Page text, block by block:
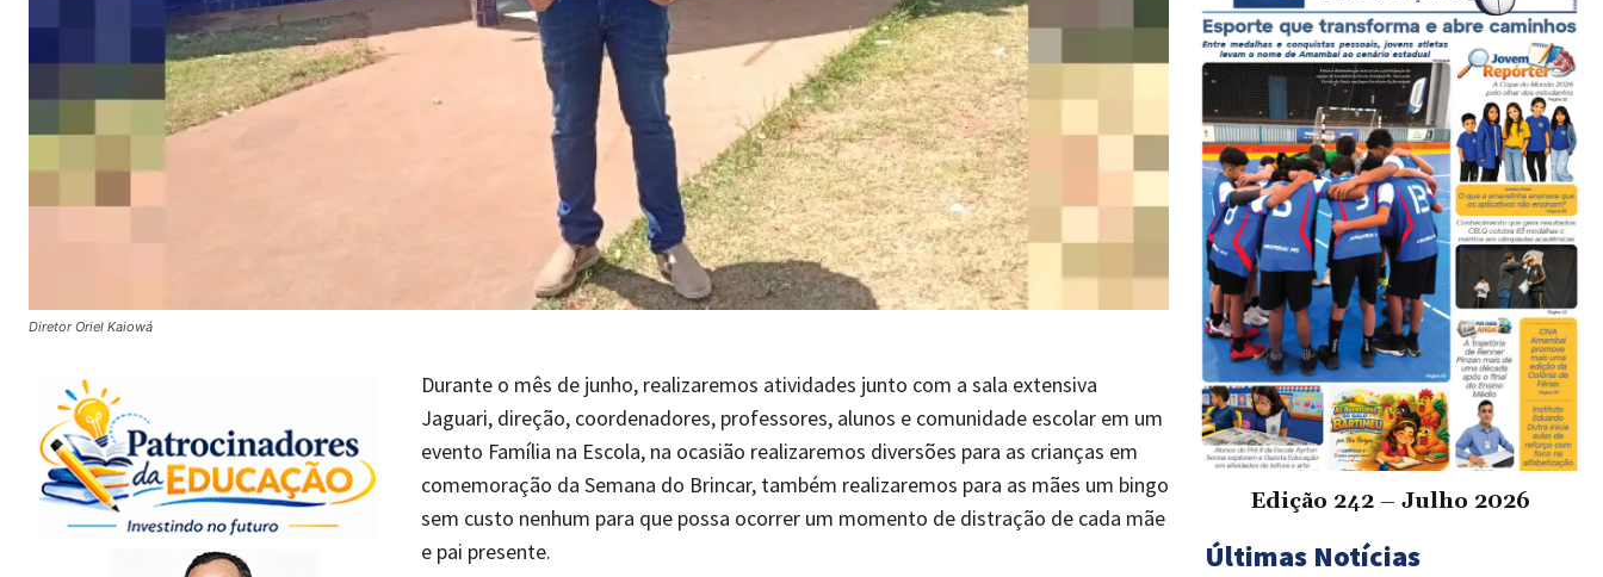
Diretor Oriel Kaiowá
Durante o mês de junho, realizaremos atividades junto com a sala extensiva
Jaguari, direção, coordenadores, professores, alunos e comunidade escolar em um
evento Família na Escola, na ocasião realizaremos diversões para as crianças em
comemoração da Semana do Brincar, também realizaremos para as mães um bingo
sem custo nenhum para que possa ocorrer um momento de distração de cada mãe
e pai presente.
Edição 242 – Julho 2026
Últimas Notícias